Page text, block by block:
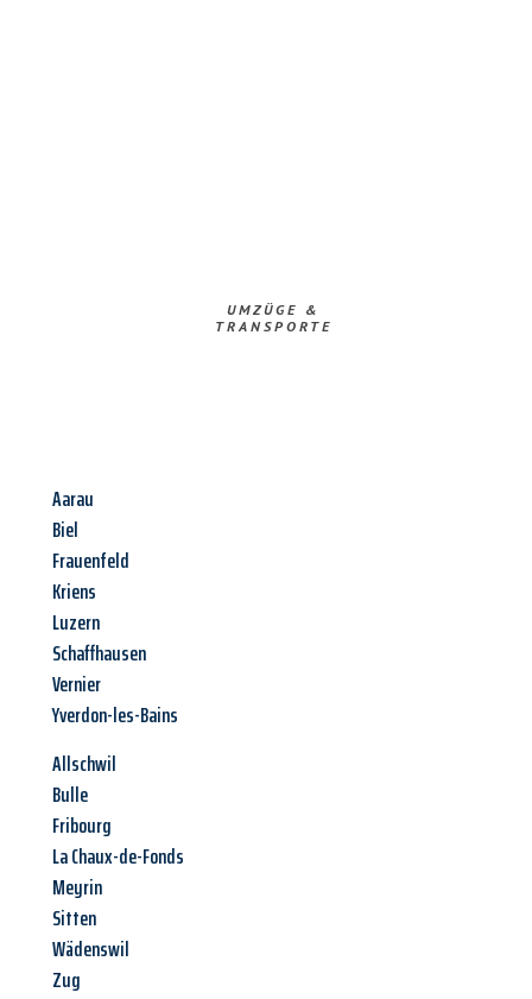
UMZÜGE &
TRANSPORTE
Aarau
Biel
Frauenfeld
Kriens
Luzern
Schaffhausen
Vernier
Yverdon-les-Bains
Allschwil
Bulle
Fribourg
La Chaux-de-Fonds
Meyrin
Sitten
Wädenswil
Zug